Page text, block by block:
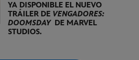
YA DISPONIBLE EL NUEVO
TRÁILER DE VENGADORES:
DOOMSDAYDE MARVEL
STUDIOS.